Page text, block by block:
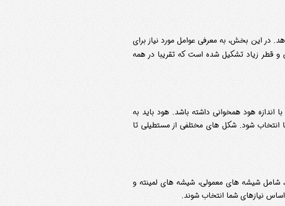
در این بخش، به معرفی عوامل مورد نیاز برای
و قطر زیاد تشکیل شده است که تقریبا در همه
هود همخوانی داشته باشد. هود باید به
انتخاب شود. شکل های مختلفی از مستطیلی تا
شامل شیشه های معمولی، شیشه های لمینته و
نیازهای شما انتخاب شوند.